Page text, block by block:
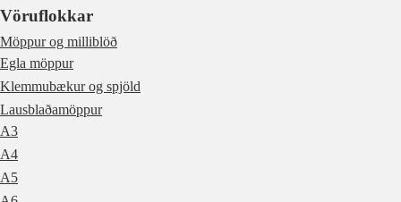
Vöruflokkar
Möppur og milliblöð
Egla möppur
Klemmubækur og spjöld
Lausblaðamöppur
A3
A4
A5